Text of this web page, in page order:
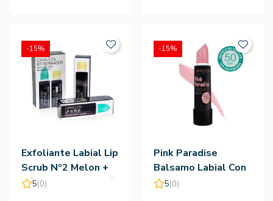
Exfoliante Labial Lip
Scrub Nº2 Melon +
Bálsamo - Camaleón
5(0)
-15%
Pink Paradise
Balsamo Labial Con
Color Spf50
5(0)
-15%